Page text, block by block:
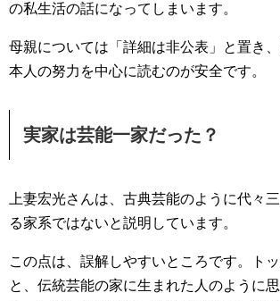
の私生活の話になってしまいます。
母親については「詳細は非公表」と置き
本人の努力を中心に読むのが安全です。
実家は芸能一家だった？
上妻宏光さんは、古典芸能のように代々
る家系ではないと説明しています。
この点は、誤解しやすいところです。ト
と、伝統芸能の家に生まれた人のように